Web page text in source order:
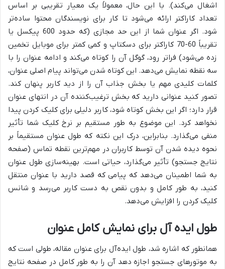
اشغال می‌کند). با این حال، معمولاً یک معیار تقریبی بر اساس
تعداد کاراکتر ارائه می‌شود تا کار برای نویسندگان محتوا ساده‌تر
شود. اگر عنوان شما از این حد مجازی (که حدود 600 پیکسل یا
تقریباً 60-70 کاراکتر برای دسکتاپ و کمی کمتر برای موبایل تخمین
زده می‌شود) فراتر رود، گوگل آن را کوتاه می‌کند و ادامه عنوان را با
سه نقطه نمایش می‌دهد. این کوتاه شدن می‌تواند پیام اصلی عنوان،
کلمات کلیدی مهم یا بخش جذاب آن را از دید کاربر پنهان کند.
تصور کنید عنوانی دارید که بخش ترغیب‌کننده آن در انتهای عنوان
قرار دارد؛ اگر این بخش کوتاه شود، کاربر دلیلی برای کلیک کردن پیدا
نخواهد کرد. این موضوع به طور مستقیم بر نرخ کلیک شما تأثیر
منفی می‌گذارد. بنابراین، درک این نکته که طول عنوان مستقیماً بر
نحوه دیده شدن آن توسط کاربران در مهم‌ترین نقطه تماس (صفحه
نتایج جستجو) تأثیر می‌گذارد، حیاتی است. بهینه‌سازی طول عنوان
به شما اطمینان می‌دهد که پیامی که قصد دارید با عنوان منتقل
کنید، به طور کامل و بدون نقص به دست کاربر می‌رسد و شانس
کلیک کردن را افزایش می‌دهد.
طول ایده آل برای نمایش کامل عنوان
همانطور که اشاره شد، طول ایده‌آل برای عنوان مقاله، طولی است که
به موتورهای جستجو اجازه دهد آن را به طور کامل در صفحه نتایج